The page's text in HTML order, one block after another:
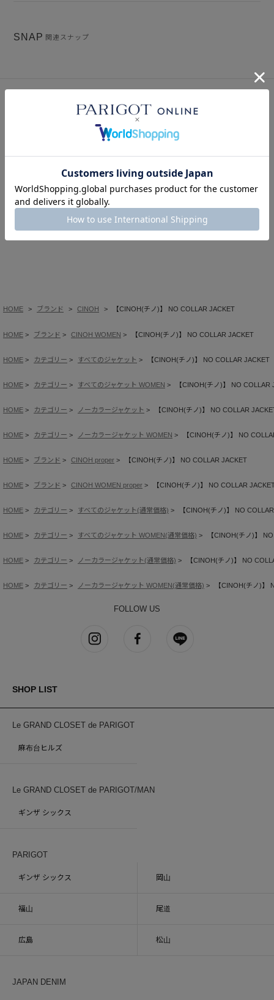
SNAP 関連スナップ
このアイテムを見た人はこの商品もチェックしています
HOME ブランド CINOH 【CINOH(チノ)】 NO COLLAR JACKET
HOME ブランド CINOH WOMEN 【CINOH(チノ)】 NO COLLAR JACKET
HOME カテゴリー すべてのジャケット 【CINOH(チノ)】 NO COLLAR JACKET
HOME カテゴリー すべてのジャケット WOMEN 【CINOH(チノ)】 NO COLLAR
HOME カテゴリー ノーカラージャケット 【CINOH(チノ)】 NO COLLAR
HOME カテゴリー ノーカラージャケット WOMEN 【CINOH(チノ)】 NO
HOME ブランド CINOH proper 【CINOH(チノ)】 NO COLLAR JACKET
HOME ブランド CINOH WOMEN proper 【CINOH(チノ)】 NO COLLAR
HOME カテゴリー すべてのジャケット(通常価格) 【CINOH(チノ)】 NO
HOME カテゴリー すべてのジャケット WOMEN(通常価格) 【CINOH(チノ)】
HOME カテゴリー ノーカラージャケット(通常価格) 【CINOH(チノ)】 NO
HOME カテゴリー ノーカラージャケット WOMEN(通常価格) 【CINOH(チノ)】
FOLLOW US
SHOP LIST
Le GRAND CLOSET de PARIGOT
麻布台ヒルズ
Le GRAND CLOSET de PARIGOT/MAN
ギンザ シックス
PARIGOT
ギンザ シックス 岡山
福山 尾道
広島 松山
JAPAN DENIM